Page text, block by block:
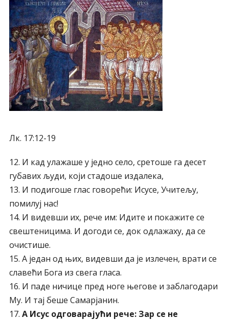
Лк. 17:12-19
12. И кад улажаше у једно село, сретоше га десет
губавих људи, који стадоше издалека,
13. И подигоше глас говорећи: Исусе, Учитељу,
помилуј нас!
14. И видевши их, рече им: Идите и покажите се
свештеницима. И догоди се, док одлажаху, да се
очистише.
15. А један од њих, видевши да је излечен, врати се
славећи Бога из свега гласа.
16. И паде ничице пред ноге његове и заблагодари
Му. И тај беше Самарјанин.
17. А Исус одговарајући рече: Зар се не